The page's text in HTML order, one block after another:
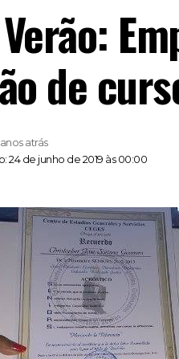
de
24 de junho de 2019 às 00:00
atrás